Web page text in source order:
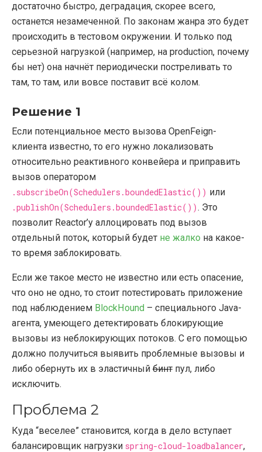
достаточно быстро, деградация, скорее всего,
останется незамеченной. По законам жанра это будет
происходить в тестовом окружении. И только под
серьезной нагрузкой (например, на production, почему
бы нет) она начнёт периодически постреливать то
там, то там, или вовсе поставит всё колом.
Решение 1
Если потенциальное место вызова OpenFeign-
клиента известно, то его нужно локализовать
относительно реактивного конвейера и приправить
вызов оператором
.subscribeOn(Schedulers.boundedElastic()) или
.publishOn(Schedulers.boundedElastic()) . Это
позволит Reactor’у аллоцировать под вызов
отдельный поток, который будет не жалко на какое-
то время заблокировать.
Если же такое место не известно или есть опасение,
что оно не одно, то стоит потестировать приложение
под наблюдением BlockHound – специального Java-
агента, умеющего детектировать блокирующие
вызовы из неблокирующих потоков. С его помощью
должно получиться выявить проблемные вызовы и
либо обернуть их в эластичный бинт пул, либо
исключить.
Проблема 2
Куда “веселее” становится, когда в дело вступает
балансировщик нагрузки spring-cloud-loadbalancer,